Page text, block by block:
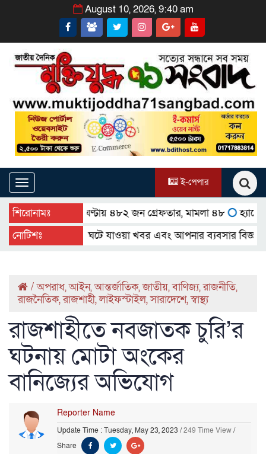
August 10, 2026, 9:40 am
Toggle
navigation
ই-পেপার
শিরোনামঃগত ২৪ ঘণ্টায় ৪৮২ জন গ্রেফতার, মামলা ৪৮
হ্যালো
নোটিশঃ
আশেপাশের ঘটে যাওয়া খবর এবং আপনার ব্যবসার বিজ্ঞাপন
/অপরাধ,আইন,আন্তর্জাতিক,জাতীয়,বাণিজ্য,রাজনীতি,
রাজনৈতিক,রাজশাহী,লাইফস্টাইল,সারাদেশে,স্বাস্থ্য
রাজশাহীতে নবজাতক চুরি’র
ঘটনায় মোটা অংকের
বানিজ্যের অভিযোগ
Reporter Name
Update Time : Tuesday, May 23, 2023 /249 Time View/
Share